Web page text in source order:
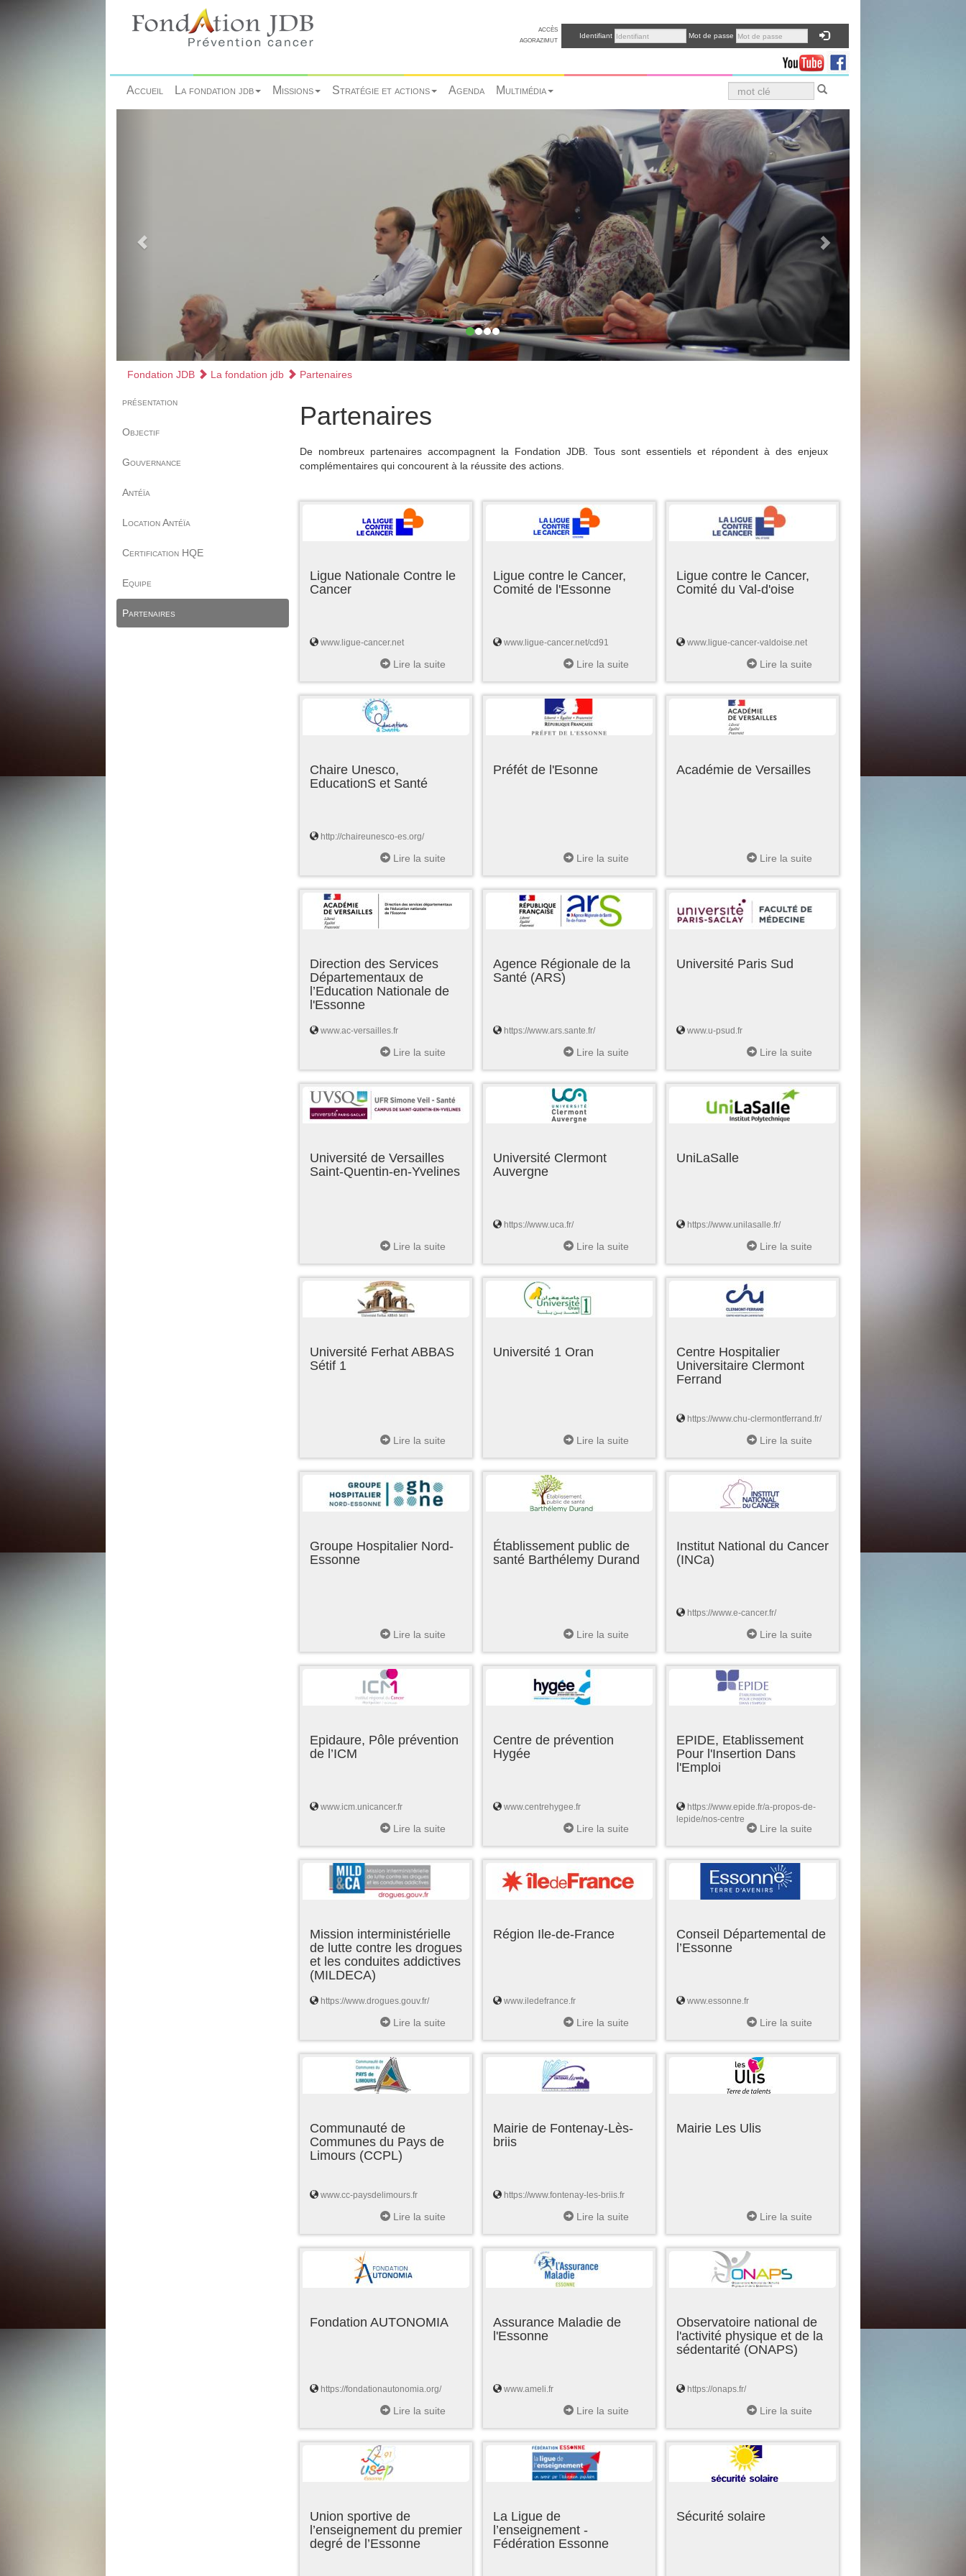
accès
agorazimut
Identifiant Mot de passe
Accueil La fondation jdb Missions Stratégie et actions Agenda Multimédia
Fondation JDB La fondation jdb Partenaires
présentation
Objectif
Gouvernance
Antéïa
Location Antéïa
Certification HQE
Equipe
Partenaires
Partenaires
De nombreux partenaires accompagnent la Fondation JDB. Tous sont essentiels et répondent à des enjeux
complémentaires qui concourent à la réussite des actions.
Ligue Nationale Contre le
Cancer
www.ligue-cancer.net
Lire la suite
Ligue contre le Cancer,
Comité de l'Essonne
www.ligue-cancer.net/cd91
Lire la suite
Ligue contre le Cancer,
Comité du Val-d'oise
www.ligue-cancer-valdoise.net
Lire la suite
Chaire Unesco,
EducationS et Santé
http://chaireunesco-es.org/
Lire la suite
Préfét de l'Esonne
Lire la suite
Académie de Versailles
Lire la suite
Direction des Services
Départementaux de
l’Education Nationale de
l'Essonne
www.ac-versailles.fr
Lire la suite
Agence Régionale de la
Santé (ARS)
https://www.ars.sante.fr/
Lire la suite
Université Paris Sud
www.u-psud.fr
Lire la suite
Université de Versailles
Saint-Quentin-en-Yvelines
Lire la suite
Université Clermont
Auvergne
https://www.uca.fr/
Lire la suite
UniLaSalle
https://www.unilasalle.fr/
Lire la suite
Université Ferhat ABBAS
Sétif 1
Lire la suite
Université 1 Oran
Lire la suite
Centre Hospitalier
Universitaire Clermont
Ferrand
https://www.chu-clermontferrand.fr/
Lire la suite
Groupe Hospitalier Nord-
Essonne
Lire la suite
Établissement public de
santé Barthélemy Durand
Lire la suite
Institut National du Cancer
(INCa)
https://www.e-cancer.fr/
Lire la suite
Epidaure, Pôle prévention
de l’ICM
www.icm.unicancer.fr
Lire la suite
Centre de prévention
Hygée
www.centrehygee.fr
Lire la suite
EPIDE, Etablissement
Pour l'Insertion Dans
l'Emploi
https://www.epide.fr/a-propos-de-
lepide/nos-centre
Lire la suite
Mission interministérielle
de lutte contre les drogues
et les conduites addictives
(MILDECA)
https://www.drogues.gouv.fr/
Lire la suite
Région Ile-de-France
www.iledefrance.fr
Lire la suite
Conseil Départemental de
l’Essonne
www.essonne.fr
Lire la suite
Communauté de
Communes du Pays de
Limours (CCPL)
www.cc-paysdelimours.fr
Lire la suite
Mairie de Fontenay-Lès-
briis
https://www.fontenay-les-briis.fr
Lire la suite
Mairie Les Ulis
Lire la suite
Fondation AUTONOMIA
https://fondationautonomia.org/
Lire la suite
Assurance Maladie de
l'Essonne
www.ameli.fr
Lire la suite
Observatoire national de
l'activité physique et de la
sédentarité (ONAPS)
https://onaps.fr/
Lire la suite
Union sportive de
l’enseignement du premier
degré de l’Essonne
La Ligue de
l’enseignement -
Fédération Essonne
Sécurité solaire